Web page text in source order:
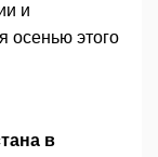
и
осенью этого
в